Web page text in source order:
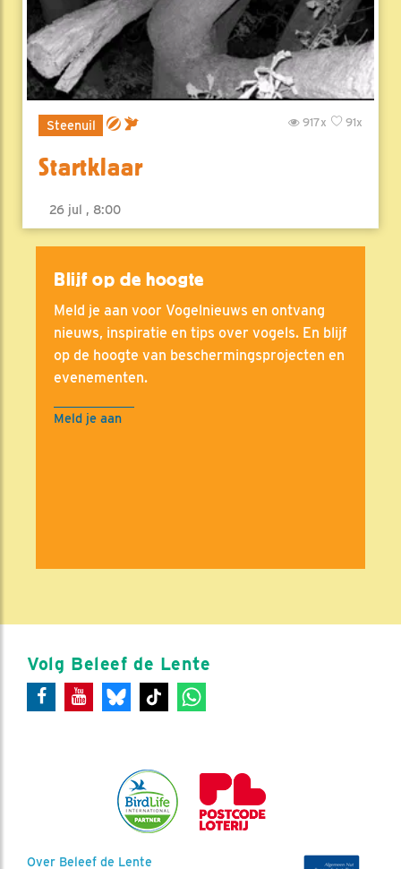
Steenuil 91x
917x
Startklaar
26 jul , 8:00
Blijf op de hoogte
Meld je aan voor Vogelnieuws en ontvang
nieuws, inspiratie en tips over vogels. En blijf
op de hoogte van beschermingsprojecten en
evenementen.
Meld je aan
Volg Beleef de Lente
Over Beleef de Lente